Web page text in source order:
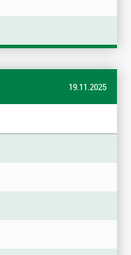
19.11.2025